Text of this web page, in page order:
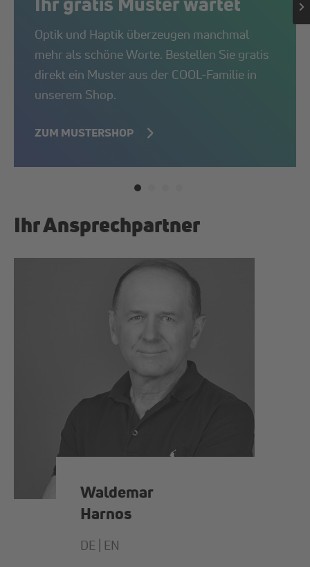
Optik und Haptik überzeugen manchmal
mehr als schöne Worte. Bestellen Sie gratis
direkt ein Muster aus der COOL-Familie in
unserem Shop.
ZUM MUSTERSHOP
Ihr Ansprechpartner
Waldemar
Harnos
DE | EN